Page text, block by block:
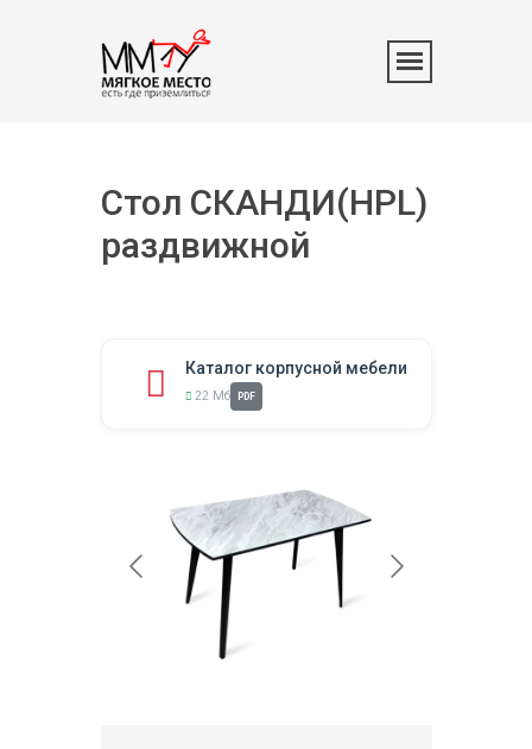
Стол СКАНДИ(HPL)
раздвижной
Каталог корпусной мебели
22 Мб PDF